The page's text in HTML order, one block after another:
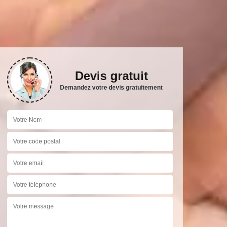
Devis gratuit
Demandez votre devis gratuitement